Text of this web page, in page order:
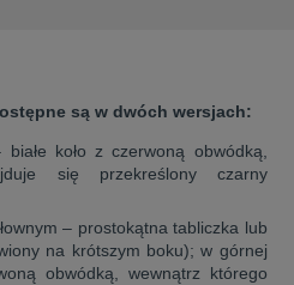
są w dwóch wersjach:
koło z czerwoną obwódką,
się przekreślony czarny
– prostokątna tabliczka lub
na krótszym boku); w górnej
obwódką, wewnątrz którego